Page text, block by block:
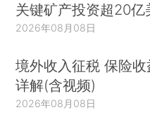
关键矿产投资超20亿
2026年08月08日
境外收入征税 保险
详解(含视频)
2026年08月08日